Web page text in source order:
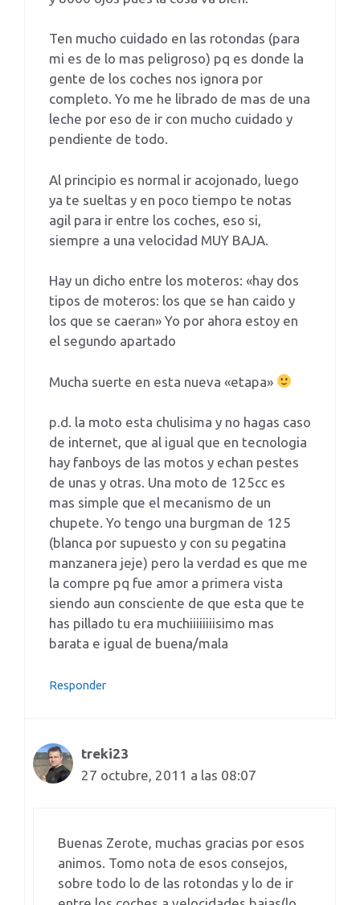
Ten mucho cuidado en las rotondas (para
mi es de lo mas peligroso) pq es donde la
gente de los coches nos ignora por
completo. Yo me he librado de mas de una
leche por eso de ir con mucho cuidado y
pendiente de todo.
Al principio es normal ir acojonado, luego
ya te sueltas y en poco tiempo te notas
agil para ir entre los coches, eso si,
siempre a una velocidad MUY BAJA.
Hay un dicho entre los moteros: «hay dos
tipos de moteros: los que se han caido y
los que se caeran» Yo por ahora estoy en
el segundo apartado
Mucha suerte en esta nueva «etapa»
p.d. la moto esta chulisima y no hagas caso
de internet, que al igual que en tecnologia
hay fanboys de las motos y echan pestes
de unas y otras. Una moto de 125cc es
mas simple que el mecanismo de un
chupete. Yo tengo una burgman de 125
(blanca por supuesto y con su pegatina
manzanera jeje) pero la verdad es que me
la compre pq fue amor a primera vista
siendo aun consciente de que esta que te
has pillado tu era muchiiiiiiiisimo mas
barata e igual de buena/mala
Responder
treki23
27 octubre, 2011 a las 08:07
Buenas Zerote, muchas gracias por esos
animos. Tomo nota de esos consejos,
sobre todo lo de las rotondas y lo de ir